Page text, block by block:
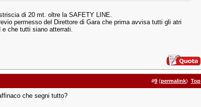
di 20 mt. oltre la SAFETY LINE.
permesso del Direttore di Gara che prima avvisa tutti gli atri
che tutti siano atterrati.
#9 (permalink) Top
che segni tutto?